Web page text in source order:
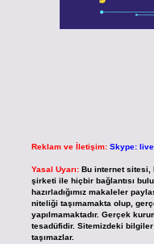
Reklam ve İletişim: Skype:
Yasal Uyarı: Bu internet sitesi,
şirketi ile hiçbir bağlantısı
hazırladığımız makaleler
niteliği taşımamakta olup,
yapılmamaktadır. Gerçek
tesadüfidir. Sitemizdeki
taşımazlar.